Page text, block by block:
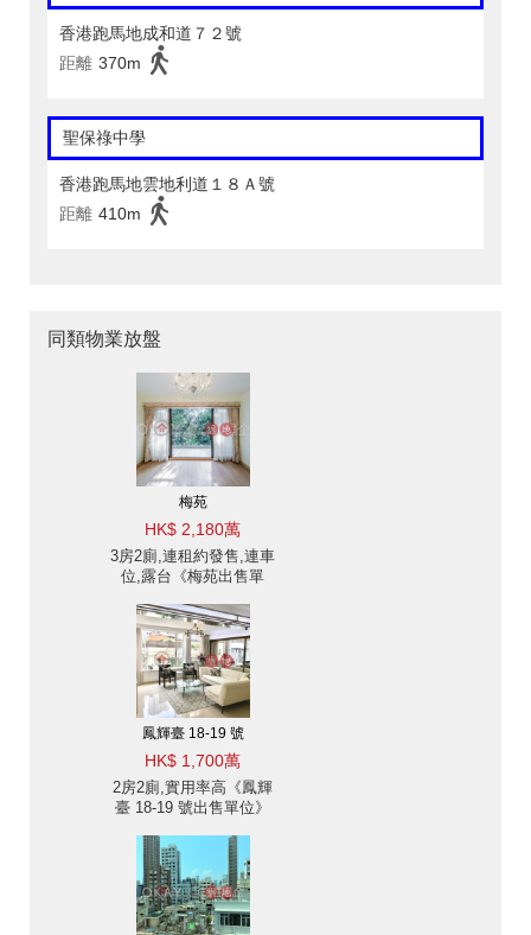
香港跑馬地成和道７２號
距離 370m
聖保祿中學
香港跑馬地雲地利道１８Ａ號
距離 410m
同類物業放盤
梅苑
HK$ 2,180萬
3房2廁,連租約發售,連車
位,露台《梅苑出售單
鳳輝臺 18-19 號
HK$ 1,700萬
2房2廁,實用率高《鳳輝
臺 18-19 號出售單位》